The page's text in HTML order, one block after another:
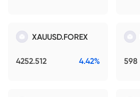
XAUUSD.FOREX
4252.512 4.42% 598